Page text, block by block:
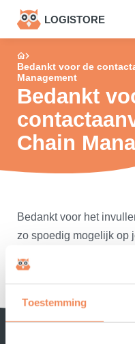
Toestemming
LOGISTORE
Bedankt voor de
Management
Bedankt
Chain
Bedankt voor het
zo spoedig mogelijk op